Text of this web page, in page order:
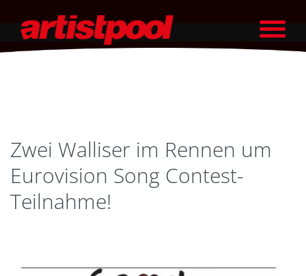
Zwei Walliser im Rennen um
Eurovision Song Contest-
Teilnahme!